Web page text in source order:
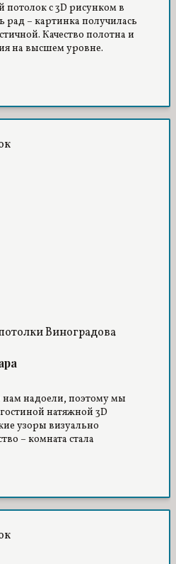
с 3D рисунком в
– картинка получилась
Качество полотна и
на высшем уровне.
надоели, поэтому мы
натяжной 3D
узоры визуально
– комната стала
сервисом и